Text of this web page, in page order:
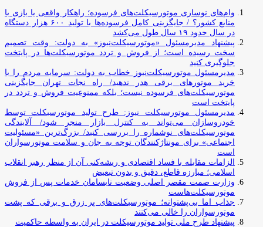
وام‌های نوسازی موتورسیکلت‌های فرسوده؛ راهکار واقعی یا بازی با
منابع کشور؟ / جایگزینی کامل فرسوده‌ها با تولید ۶۰۰ هزار دستگاه
در سال حدود ۱۹ سال طول می‌کشد
پیشنهاد مدیرمسئول «موتورسیکلت‌نیوز» به دولت: وقت تصمیم
سخت رسیده است؛ از فروش و تردد موتورسیکلت‌ها در پایتخت
جلوگیری کنید
مدیرمسئول موتورسیکلت‌نیوز خطاب به دولت: سرمایه مردم را با
خرید موتورهای برقی هدر ندهید/ راه نجات تهران جایگزینی
موتورسیکلت‌های فرسوده نیست؛ بلکه ممنوعیت فروش و تردد در
پایتخت است
مدیرمسئول موتورسیکلت نیوز: طرح تولید موتورسیکلت توسط
خودروسازان می‌تواند به کنترل بازار منجر شود/ آلایندگی
موتورسیکلت‌های نوشماره را بررسی کنید/ بزرگ‌ترین «مسئولیت
اجتماعی» برای مونتاژکنندگان توجه به جان و سلامت موتورسواران
است
الزامات مقابله با فساد اقتصادی و ریشه‌کنی آن از منظر رهبر انقلاب
اسلامی؛ مبارزه قاطع، دقیق و بدون تبعیض
وزارت صمت مقصر اصلی وضعیت نابسامان خدمات پس از فروش
موتورسیکلت‌هاست
جذاب اما بی‌پشتوانه؛ موتورسیکلت‌های پر زرق‌ و برقی که پشت
موتورسواران را خالی می‌کنند
پیشنهاد طرح ملی تولید موتورسیکلت در ایران به واسطه حاکمیت